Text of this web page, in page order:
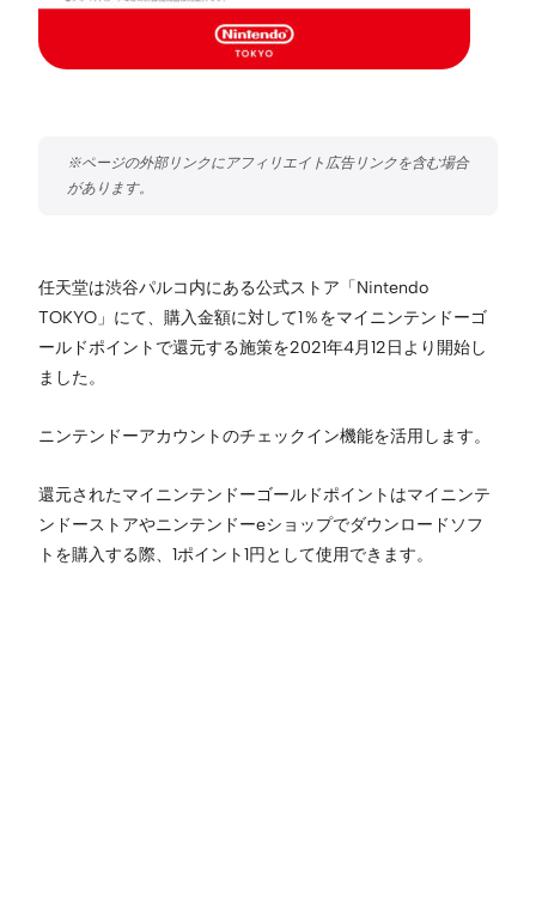
任天堂は渋谷パルコ内にある公式ストア「Nintendo
TOKYO」にて、購入金額に対して1％をマイニンテンドーゴ
ールドポイントで還元する施策を2021年4月12日より開始し
ました。
ニンテンドーアカウントのチェックイン機能を活用します。
還元されたマイニンテンドーゴールドポイントはマイニンテ
ンドーストアやニンテンドーeショップでダウンロードソフ
トを購入する際、1ポイント1円として使用できます。